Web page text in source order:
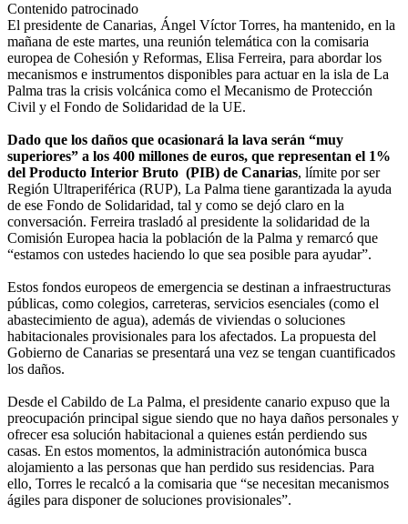
Contenido patrocinado
El presidente de Canarias, Ángel Víctor Torres, ha mantenido, en la
mañana de este martes, una reunión telemática con la comisaria
europea de Cohesión y Reformas, Elisa Ferreira, para abordar los
mecanismos e instrumentos disponibles para actuar en la isla de La
Palma tras la crisis volcánica como el Mecanismo de Protección
Civil y el Fondo de Solidaridad de la UE.
Dado que los daños que ocasionará la lava serán “muy
superiores” a los 400 millones de euros, que representan el 1%
del Producto Interior Bruto (PIB) de Canarias, límite por ser
Región Ultraperiférica (RUP), La Palma tiene garantizada la ayuda
de ese Fondo de Solidaridad, tal y como se dejó claro en la
conversación. Ferreira trasladó al presidente la solidaridad de la
Comisión Europea hacia la población de la Palma y remarcó que
“estamos con ustedes haciendo lo que sea posible para ayudar”.
Estos fondos europeos de emergencia se destinan a infraestructuras
públicas, como colegios, carreteras, servicios esenciales (como el
abastecimiento de agua), además de viviendas o soluciones
habitacionales provisionales para los afectados. La propuesta del
Gobierno de Canarias se presentará una vez se tengan cuantificados
los daños.
Desde el Cabildo de La Palma, el presidente canario expuso que la
preocupación principal sigue siendo que no haya daños personales y
ofrecer esa solución habitacional a quienes están perdiendo sus
casas. En estos momentos, la administración autonómica busca
alojamiento a las personas que han perdido sus residencias. Para
ello, Torres le recalcó a la comisaria que “se necesitan mecanismos
ágiles para disponer de soluciones provisionales”.